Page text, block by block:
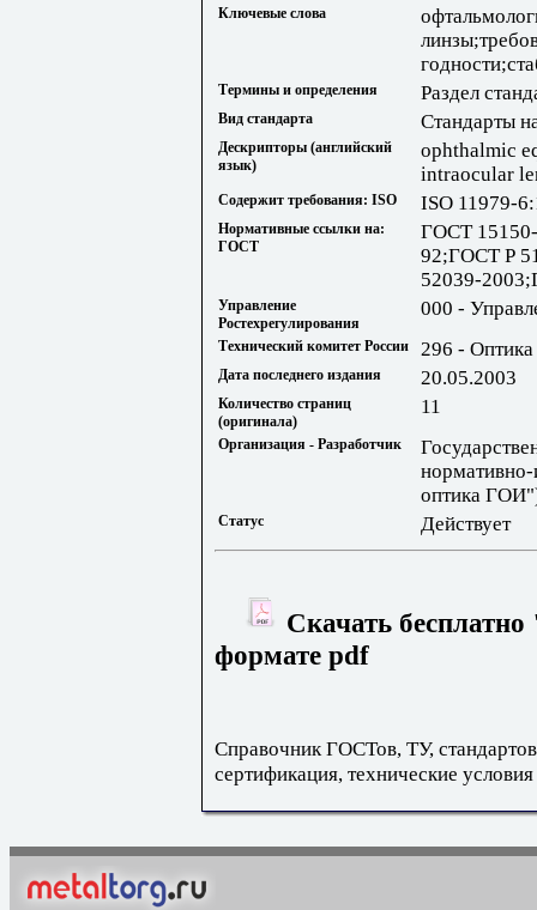
Ключевые слова
Термины и определения Раздел
Вид стандарта Стандарты
Дескрипторы (английский
язык)
ophthalmic
intraocular
Содержит требования: ISO ISO 11979-
Нормативные ссылки на:
ГОСТ
ГОСТ
92;ГОСТ Р
52039-
Управление
Ростехрегулирования
000 -
Технический комитет России 296 -
Дата последнего издания 20.05.2003
Количество страниц
(оригинала)
11
Организация - Разработчик
оптика
Статус Действует
Скачать
формате pdf
Справочник ГОСТов, ТУ,
сертификация, технические условия